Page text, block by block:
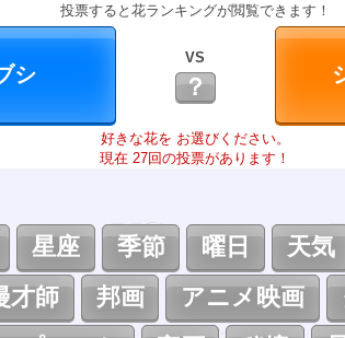
投票すると花ランキングが閲覧できます！
VS
？
好きな花を お選びください。
現在 27回の投票があります！
星座 季節 曜日 天気
才師 邦画 アニメ映画